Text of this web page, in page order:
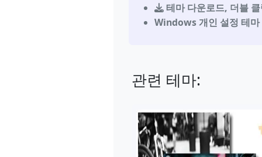
테마 다운로드, 더블
Windows 개인 설정 테
관련 테마: